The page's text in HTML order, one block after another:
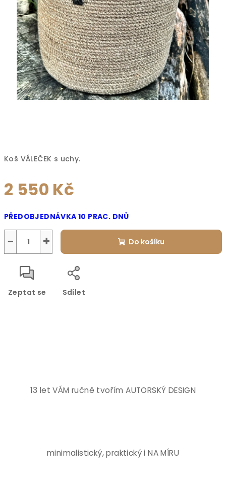
Koš VÁLEČEK s uchy.
2 550 Kč
cena:
PŘEDOBJEDNÁVKA 10 PRAC. DNŮ
+
− Do košíku
Zeptat se Sdílet
13 let VÁM ručně tvořím AUTORSKÝ DESIGN
minimalistický, praktický i NA MÍRU